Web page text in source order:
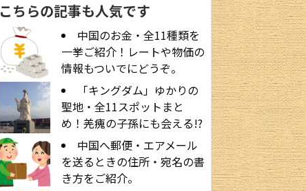
こちらの記事も人気です
中国のお金・全11種類を
一挙ご紹介！レートや物価の
情報もついでにどうぞ。
「キングダム」ゆかりの
聖地・全11スポットまと
め！羌瘣の子孫にも会える!?
中国へ郵便・エアメール
を送るときの住所・宛名の書
き方をご紹介。